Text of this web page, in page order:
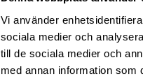
Vi använder
sociala medier och
till de sociala medier och
med annan information som
Lilla
503 35 Borås